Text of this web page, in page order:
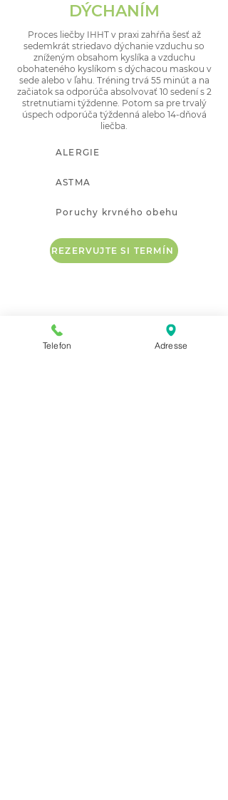
DÝCHANÍM
Proces liečby IHHT v praxi zahŕňa šesť až
sedemkrát striedavo dýchanie vzduchu so
zníženým obsahom kyslíka a vzduchu
obohateného kyslíkom s dýchacou maskou v
sede alebo v ľahu. Tréning trvá 55 minút a na
začiatok sa odporúča absolvovať 10 sedení s 2
stretnutiami týždenne. Potom sa pre trvalý
úspech odporúča týždenná alebo 14-dňová
liečba.
ALERGIE
ASTMA
Poruchy krvného obehu
REZERVUJTE SI TERMÍN
KONTAKT A POKYNY
office@inuspherese-putz.at
Telefon Adresse